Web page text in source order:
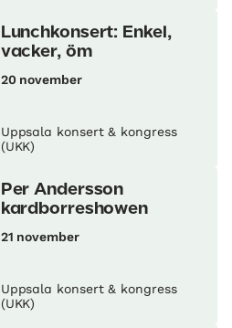
Lunch­konsert: Enkel,
vacker, öm
20 november
Uppsala konsert & kongress
(UKK)
Per Andersson
kardborreshowen
21 november
Uppsala konsert & kongress
(UKK)